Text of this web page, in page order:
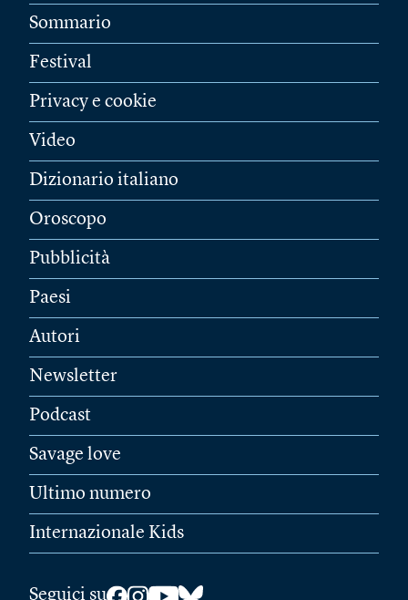
Sommario
Festival
Privacy e cookie
Video
Dizionario italiano
Oroscopo
Pubblicità
Paesi
Autori
Newsletter
Podcast
Savage love
Ultimo numero
Internazionale Kids
Seguici su